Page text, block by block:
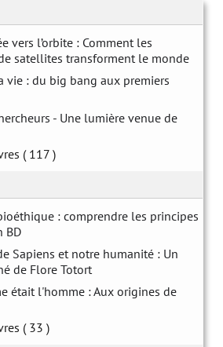
vers l’orbite : Comment les
satellites transforment le monde
vie : du big bang aux premiers
- Une lumière venue de
( 117 )
: comprendre les principes
BD
Sapiens et notre humanité : Un
de Flore Totort
était l'homme : Aux origines de
( 33 )